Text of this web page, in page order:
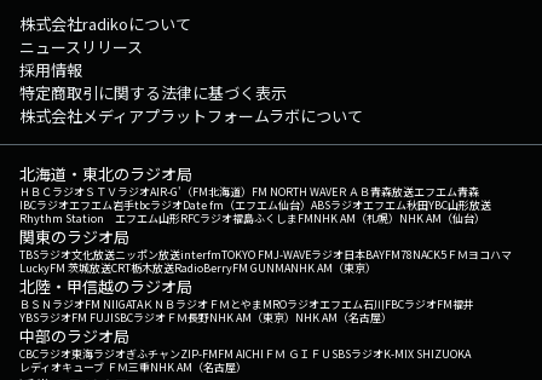
株式会社radikoについて
ニュースリリース
採用情報
特定商取引に関する法律に基づく表示
株式会社メディアプラットフォームラボについて
北海道・東北のラジオ局
ＨＢＣラジオＳＴＶラジオAIR-G'（FM北海道） FM NORTH WAVEＲＡＢ青森放送エフエム青森
IBCラジオエフエム岩手tbcラジオDate fm（エフエム仙台） ABSラジオエフエム秋田YBC山形放送
Rhythm Station エフエム山形RFCラジオ福島ふくしまFMNHK AM（札幌） NHK AM（仙台）
関東のラジオ局
TBSラジオ文化放送ニッポン放送interfmTOKYO FMJ-WAVEラジオ日本BAYFM78NACK5 ＦＭヨコハマ
LuckyFM 茨城放送CRT栃木放送RadioBerryFM GUNMANHK AM（東京）
北陸・甲信越のラジオ局
ＢＳＮラジオFM NIIGATAＫＮＢラジオ ＦＭとやまMROラジオエフエム石川FBCラジオFM福井
YBSラジオFM FUJISBCラジオ ＦＭ長野NHK AM（東京） NHK AM（名古屋）
中部のラジオ局
CBCラジオ東海ラジオぎふチャンZIP-FMFM AICHI ＦＭ ＧＩＦＵ SBSラジオK-MIX SHIZUOKA
レディオキューブ ＦＭ三重NHK AM（名古屋）